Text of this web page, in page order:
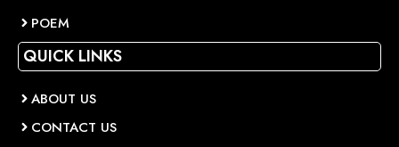
POEM
QUICK LINKS
ABOUT US
CONTACT US